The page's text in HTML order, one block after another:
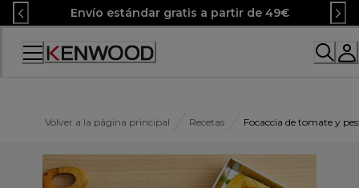
Skip
to
Content
Envío estándar gratis a partir de 49€
Accessibility
Volver a la página principal Recetas Focaccia de tomate y